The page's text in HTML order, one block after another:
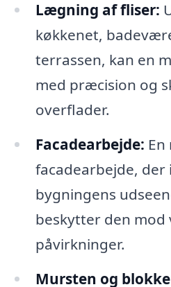
Lægning af fliser:
køkkenet,
terrassen, kan en
med præcision og
overflader.
Facadearbejde:
facadearbejde,
bygningens
beskytter den mod
påvirkninger.
Mursten og